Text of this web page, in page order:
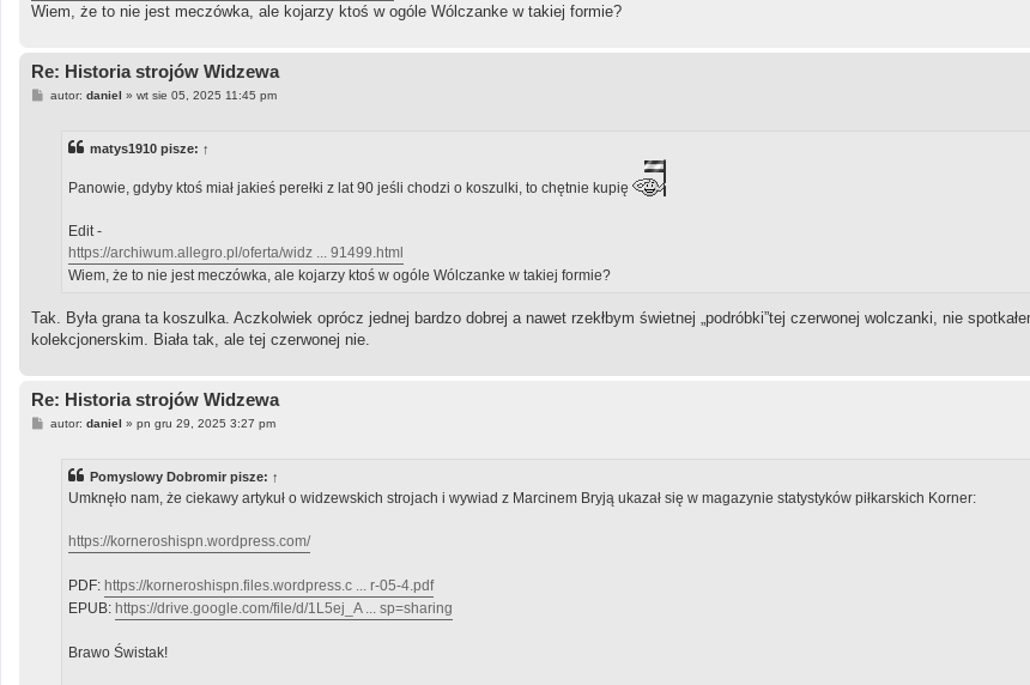
Wiem, że to nie jest meczówka, ale kojarzy ktoś w ogóle Wólczanke w takiej formie?
Re: Historia strojów Widzewa
Pautor: daniel » wt sie 05, 2025 11:45 pm
matys1910 pisze: ↑
Panowie, gdyby ktoś miał jakieś perełki z lat 90 jeśli chodzi o koszulki, to chętnie kupię
Edit -
https://archiwum.allegro.pl/oferta/widz ... 91499.html
Wiem, że to nie jest meczówka, ale kojarzy ktoś w ogóle Wólczanke w takiej formie?
Tak. Była grana ta koszulka. Aczkolwiek oprócz jednej bardzo dobrej a nawet rzekłbym świetnej „podróbki”tej czerwonej wolczanki, nie
kolekcjonerskim. Biała tak, ale tej czerwonej nie.
Re: Historia strojów Widzewa
Pautor: daniel » pn gru 29, 2025 3:27 pm
Pomyslowy Dobromir pisze: ↑
Umknęło nam, że ciekawy artykuł o widzewskich strojach i wywiad z Marcinem Bryją ukazał się w magazynie statystyków piłkarskich Korner:
https://korneroshispn.wordpress.com/
PDF: https://korneroshispn.files.wordpress.c ... r-05-4.pdf
EPUB: https://drive.google.com/file/d/1L5ej_A ... sp=sharing
Brawo Świstak!